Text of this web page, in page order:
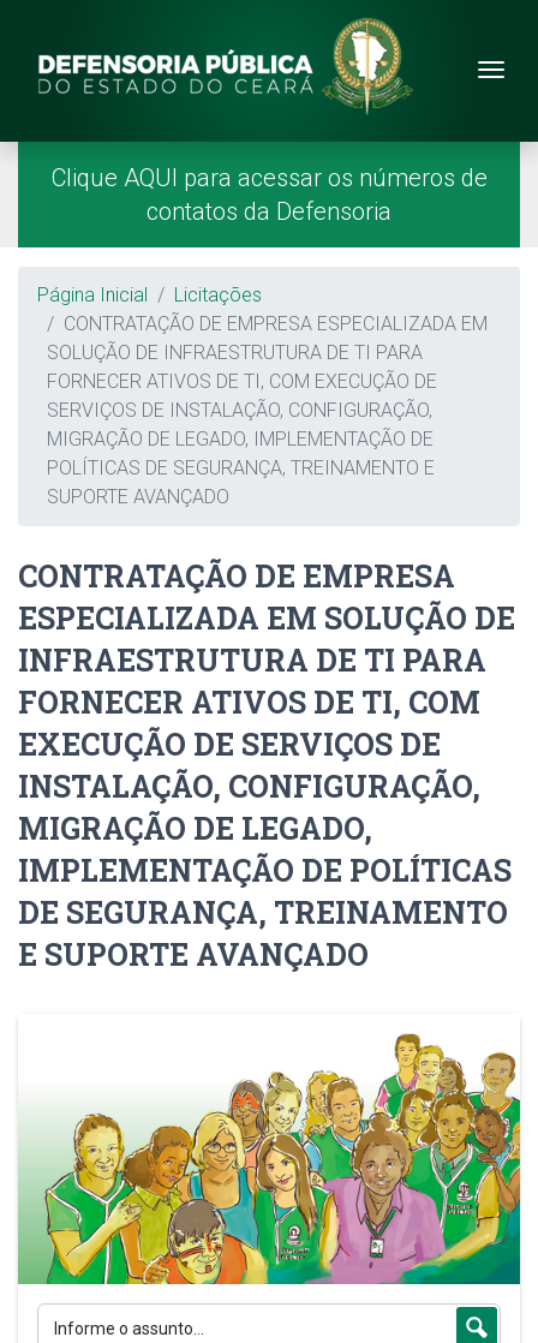
Site da Defensoria
Menu Principal
Página Inicial
Clique AQUI para acessar os números de
contatos da Defensoria
Breadcrumb
Página Inicial
Licitações
CONTRATAÇÃO DE EMPRESA ESPECIALIZADA EM
SOLUÇÃO DE INFRAESTRUTURA DE TI PARA
FORNECER ATIVOS DE TI, COM EXECUÇÃO DE
SERVIÇOS DE INSTALAÇÃO, CONFIGURAÇÃO,
MIGRAÇÃO DE LEGADO, IMPLEMENTAÇÃO DE
POLÍTICAS DE SEGURANÇA, TREINAMENTO E
SUPORTE AVANÇADO
CONTRATAÇÃO DE EMPRESA
ESPECIALIZADA EM SOLUÇÃO DE
INFRAESTRUTURA DE TI PARA
FORNECER ATIVOS DE TI, COM
EXECUÇÃO DE SERVIÇOS DE
INSTALAÇÃO, CONFIGURAÇÃO,
MIGRAÇÃO DE LEGADO,
IMPLEMENTAÇÃO DE POLÍTICAS
DE SEGURANÇA, TREINAMENTO
E SUPORTE AVANÇADO